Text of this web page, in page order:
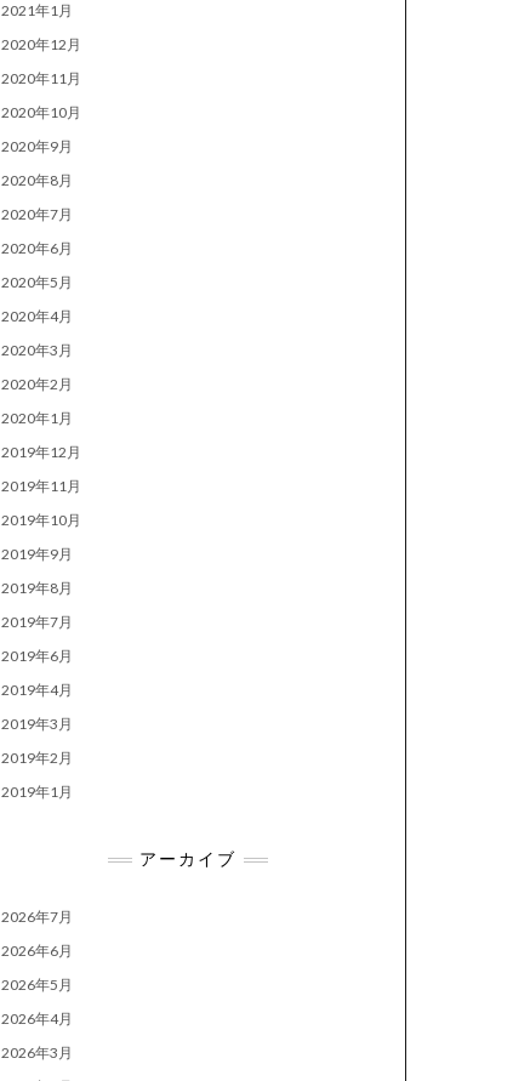
2021年1月
2020年12月
2020年11月
2020年10月
2020年9月
2020年8月
2020年7月
2020年6月
2020年5月
2020年4月
2020年3月
2020年2月
2020年1月
2019年12月
2019年11月
2019年10月
2019年9月
2019年8月
2019年7月
2019年6月
2019年4月
2019年3月
2019年2月
2019年1月
アーカイブ
2026年7月
2026年6月
2026年5月
2026年4月
2026年3月